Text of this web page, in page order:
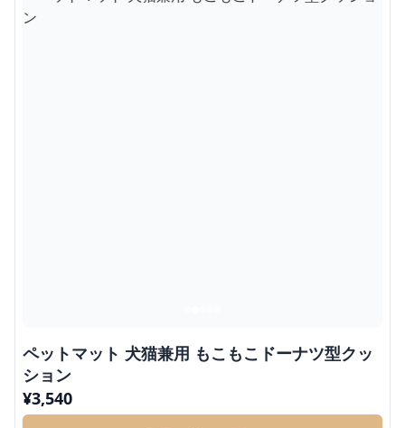
ペットマット 犬猫兼用 もこもこドーナツ型クッ
ション
¥3,540